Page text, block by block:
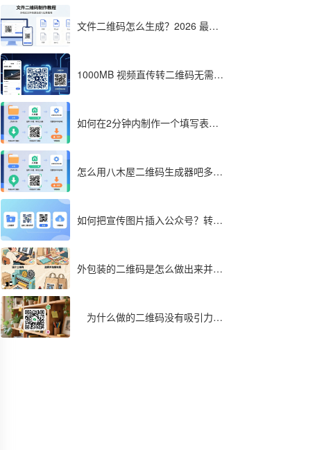
文件二维码怎么生成？2026 最全
1000MB 视频直传转二维码无需压
如何在2分钟内制作一个填写表格
怎么用八木屋二维码生成器吧多个
如何把宣传图片插入公众号？转为
外包装的二维码是怎么做出来并印
为什么做的二维码没有吸引力，